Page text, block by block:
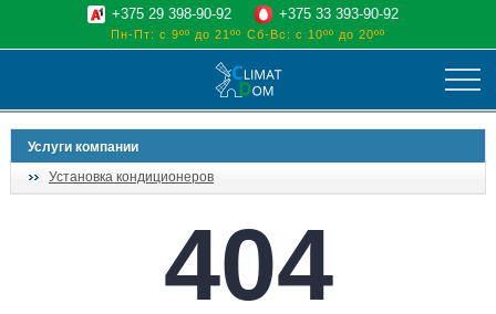
климат
отопительные котлы
водоснабжение
дом, сад, стройка
о нас
+375 29 398-90-92 +375 33 393-90-92
Пн-Пт: с 9ºº до 21ºº Сб-Вс: с 10ºº до 20ºº
Услуги компании
Установка кондиционеров
404